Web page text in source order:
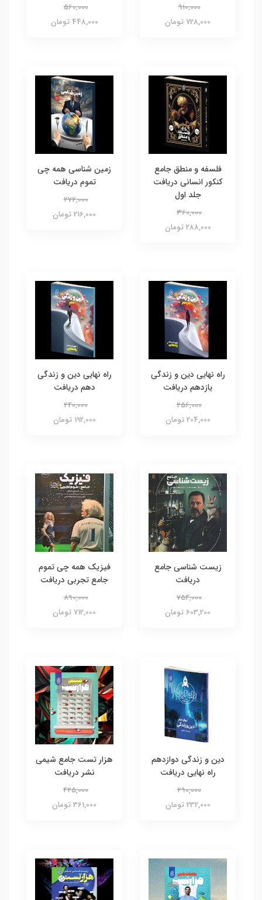
910,000
728,000 تومان
560,000
448,000 تومان
فلسفه و منطق جامع
کنکور انسانی دریافت
جلد اول
360,000
288,000 تومان
زمین شناسی همه چی
تموم دریافت
272,000
216,000 تومان
راه نهایی دین و زندگی
یازدهم دریافت
256,000
204,000 تومان
راه نهایی دین و زندگی
دهم دریافت
240,000
192,000 تومان
زیست شناسی جامع
دریافت
754,000
603,200 تومان
فیزیک همه چی تموم
جامع تجربی دریافت
890,000
712,000 تومان
دین و زندگی دوازدهم
راه نهایی دریافت
290,000
232,000 تومان
هزار تست جامع شیمی
نشر دریافت
425,000
361,000 تومان